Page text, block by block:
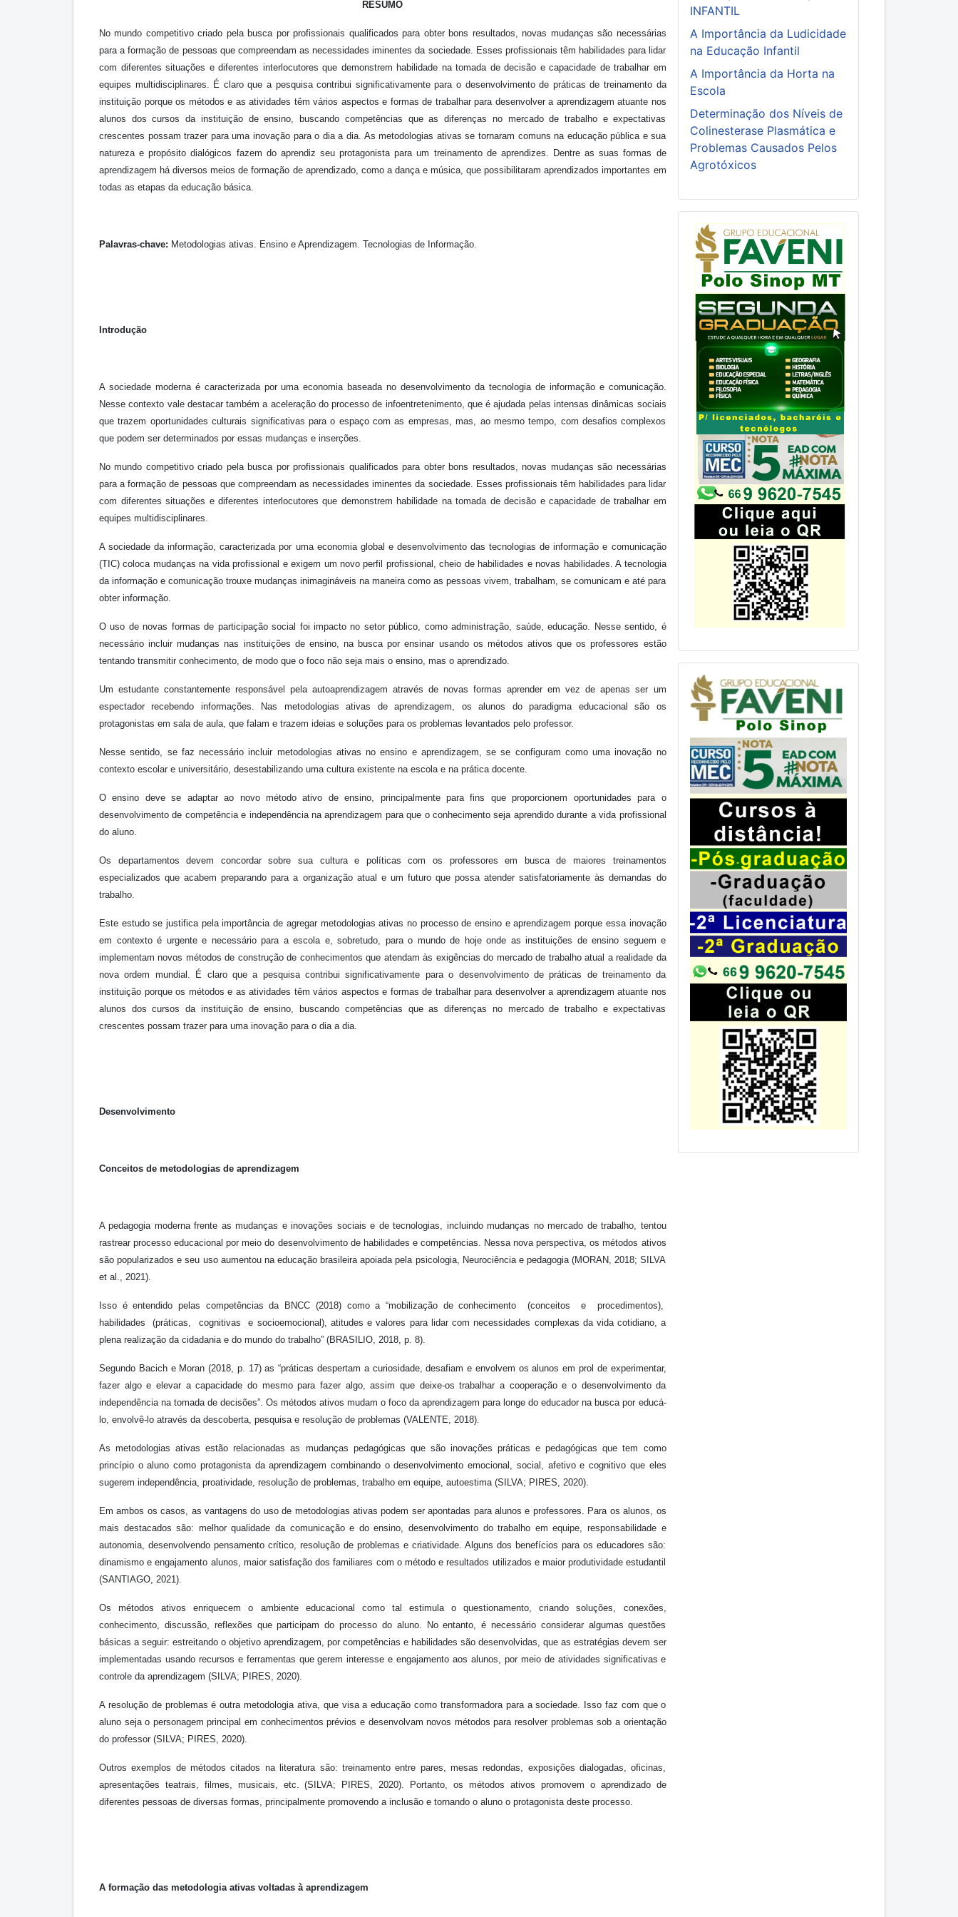
RESUMO
No mundo competitivo criado pela busca por profissionais qualificados para obter bons resultados, novas mudanças são necessárias
para a formação de pessoas que compreendam as necessidades iminentes da sociedade. Esses profissionais têm habilidades para lidar
com diferentes situações e diferentes interlocutores que demonstrem habilidade na tomada de decisão e capacidade de trabalhar em
equipes multidisciplinares. É claro que a pesquisa contribui significativamente para o desenvolvimento de práticas de treinamento da
instituição porque os métodos e as atividades têm vários aspectos e formas de trabalhar para desenvolver a aprendizagem atuante nos
alunos dos cursos da instituição de ensino, buscando competências que as diferenças no mercado de trabalho e expectativas
crescentes possam trazer para uma inovação para o dia a dia. As metodologias ativas se tornaram comuns na educação pública e sua
natureza e propósito dialógicos fazem do aprendiz seu protagonista para um treinamento de aprendizes. Dentre as suas formas de
aprendizagem há diversos meios de formação de aprendizado, como a dança e música, que possibilitaram aprendizados importantes em
todas as etapas da educação básica.
Palavras-chave: Metodologias ativas. Ensino e Aprendizagem. Tecnologias de Informação.
Introdução
A sociedade moderna é caracterizada por uma economia baseada no desenvolvimento da tecnologia de informação e comunicação.
Nesse contexto vale destacar também a aceleração do processo de infoentretenimento, que é ajudada pelas intensas dinâmicas sociais
que trazem oportunidades culturais significativas para o espaço com as empresas, mas, ao mesmo tempo, com desafios complexos
que podem ser determinados por essas mudanças e inserções.
No mundo competitivo criado pela busca por profissionais qualificados para obter bons resultados, novas mudanças são necessárias
para a formação de pessoas que compreendam as necessidades iminentes da sociedade. Esses profissionais têm habilidades para lidar
com diferentes situações e diferentes interlocutores que demonstrem habilidade na tomada de decisão e capacidade de trabalhar em
equipes multidisciplinares.
A sociedade da informação, caracterizada por uma economia global e desenvolvimento das tecnologias de informação e comunicação
(TIC) coloca mudanças na vida profissional e exigem um novo perfil profissional, cheio de habilidades e novas habilidades. A tecnologia
da informação e comunicação trouxe mudanças inimagináveis na maneira como as pessoas vivem, trabalham, se comunicam e até para
obter informação.
O uso de novas formas de participação social foi impacto no setor público, como administração, saúde, educação. Nesse sentido, é
necessário incluir mudanças nas instituições de ensino, na busca por ensinar usando os métodos ativos que os professores estão
tentando transmitir conhecimento, de modo que o foco não seja mais o ensino, mas o aprendizado.
Um estudante constantemente responsável pela autoaprendizagem através de novas formas aprender em vez de apenas ser um
espectador recebendo informações. Nas metodologias ativas de aprendizagem, os alunos do paradigma educacional são os
protagonistas em sala de aula, que falam e trazem ideias e soluções para os problemas levantados pelo professor.
Nesse sentido, se faz necessário incluir metodologias ativas no ensino e aprendizagem, se se configuram como uma inovação no
contexto escolar e universitário, desestabilizando uma cultura existente na escola e na prática docente.
O ensino deve se adaptar ao novo método ativo de ensino, principalmente para fins que proporcionem oportunidades para o
desenvolvimento de competência e independência na aprendizagem para que o conhecimento seja aprendido durante a vida profissional
do aluno.
Os departamentos devem concordar sobre sua cultura e políticas com os professores em busca de maiores treinamentos
especializados que acabem preparando para a organização atual e um futuro que possa atender satisfatoriamente às demandas do
trabalho.
Este estudo se justifica pela importância de agregar metodologias ativas no processo de ensino e aprendizagem porque essa inovação
em contexto é urgente e necessário para a escola e, sobretudo, para o mundo de hoje onde as instituições de ensino seguem e
implementam novos métodos de construção de conhecimentos que atendam às exigências do mercado de trabalho atual a realidade da
nova ordem mundial. É claro que a pesquisa contribui significativamente para o desenvolvimento de práticas de treinamento da
instituição porque os métodos e as atividades têm vários aspectos e formas de trabalhar para desenvolver a aprendizagem atuante nos
alunos dos cursos da instituição de ensino, buscando competências que as diferenças no mercado de trabalho e expectativas
crescentes possam trazer para uma inovação para o dia a dia.
Desenvolvimento
Conceitos de metodologias de aprendizagem
A pedagogia moderna frente as mudanças e inovações sociais e de tecnologias, incluindo mudanças no mercado de trabalho, tentou
rastrear processo educacional por meio do desenvolvimento de habilidades e competências. Nessa nova perspectiva, os métodos ativos
são popularizados e seu uso aumentou na educação brasileira apoiada pela psicologia, Neurociência e pedagogia (MORAN, 2018; SILVA
et al., 2021).
Isso é entendido pelas competências da BNCC (2018) como a “mobilização de conhecimento (conceitos e procedimentos),
habilidades (práticas, cognitivas e socioemocional), atitudes e valores para lidar com necessidades complexas da vida cotidiano, a
plena realização da cidadania e do mundo do trabalho” (BRASILIO, 2018, p. 8).
Segundo Bacich e Moran (2018, p. 17) as “práticas despertam a curiosidade, desafiam e envolvem os alunos em prol de experimentar,
fazer algo e elevar a capacidade do mesmo para fazer algo, assim que deixe-os trabalhar a cooperação e o desenvolvimento da
independência na tomada de decisões”. Os métodos ativos mudam o foco da aprendizagem para longe do educador na busca por educá-
lo, envolvê-lo através da descoberta, pesquisa e resolução de problemas (VALENTE, 2018).
As metodologias ativas estão relacionadas as mudanças pedagógicas que são inovações práticas e pedagógicas que tem como
princípio o aluno como protagonista da aprendizagem combinando o desenvolvimento emocional, social, afetivo e cognitivo que eles
sugerem independência, proatividade, resolução de problemas, trabalho em equipe, autoestima (SILVA; PIRES, 2020).
Em ambos os casos, as vantagens do uso de metodologias ativas podem ser apontadas para alunos e professores. Para os alunos, os
mais destacados são: melhor qualidade da comunicação e do ensino, desenvolvimento do trabalho em equipe, responsabilidade e
autonomia, desenvolvendo pensamento crítico, resolução de problemas e criatividade. Alguns dos benefícios para os educadores são:
dinamismo e engajamento alunos, maior satisfação dos familiares com o método e resultados utilizados e maior produtividade estudantil
(SANTIAGO, 2021).
Os métodos ativos enriquecem o ambiente educacional como tal estimula o questionamento, criando soluções, conexões,
conhecimento, discussão, reflexões que participam do processo do aluno. No entanto, é necessário considerar algumas questões
básicas a seguir: estreitando o objetivo aprendizagem, por competências e habilidades são desenvolvidas, que as estratégias devem ser
implementadas usando recursos e ferramentas que gerem interesse e engajamento aos alunos, por meio de atividades significativas e
controle da aprendizagem (SILVA; PIRES, 2020).
A resolução de problemas é outra metodologia ativa, que visa a educação como transformadora para a sociedade. Isso faz com que o
aluno seja o personagem principal em conhecimentos prévios e desenvolvam novos métodos para resolver problemas sob a orientação
do professor (SILVA; PIRES, 2020).
Outros exemplos de métodos citados na literatura são: treinamento entre pares, mesas redondas, exposições dialogadas, oficinas,
apresentações teatrais, filmes, musicais, etc. (SILVA; PIRES, 2020). Portanto, os métodos ativos promovem o aprendizado de
diferentes pessoas de diversas formas, principalmente promovendo a inclusão e tornando o aluno o protagonista deste processo.
A formação das metodologia ativas voltadas à aprendizagem
INFANTIL
A Importância da Ludicidade
na Educação Infantil
A Importância da Horta na
Escola
Determinação dos Níveis de
Colinesterase Plasmática e
Problemas Causados Pelos
Agrotóxicos